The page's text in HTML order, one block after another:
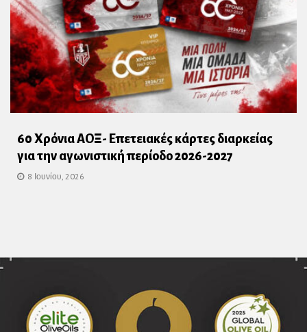
60 Χρόνια ΑΟΞ- Επετειακές κάρτες διαρκείας
για την αγωνιστική περίοδο 2026-2027
8 Ιουνίου, 2026